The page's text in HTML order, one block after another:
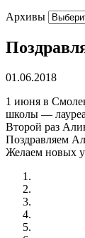
Архивы
01.06.2018
1 июня в
школы —
Второй раз
Поздравляем
Желаем новых